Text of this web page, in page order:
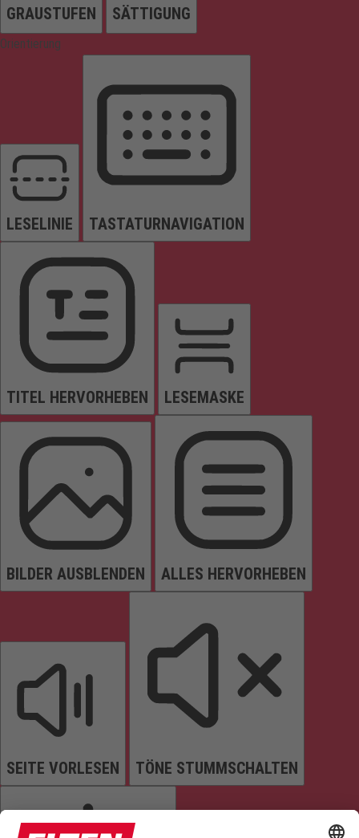
GRAUSTUFEN SÄTTIGUNG
Orientierung
LESELINIE TASTATURNAVIGATION
TITEL HERVORHEBEN LESEMASKE
BILDER AUSBLENDEN ALLES HERVORHEBEN
SEITE VORLESEN TÖNE STUMMSCHALTEN